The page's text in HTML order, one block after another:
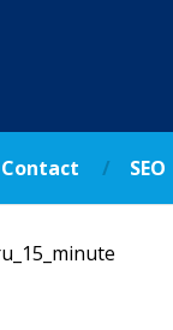
Contact SEO